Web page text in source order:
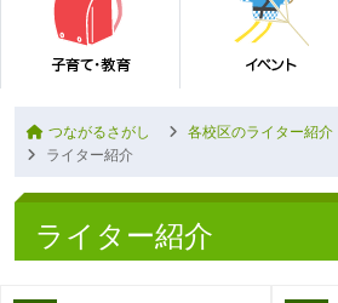
つながるさがし 各校区のライター紹介
ライター紹介
ライター紹介